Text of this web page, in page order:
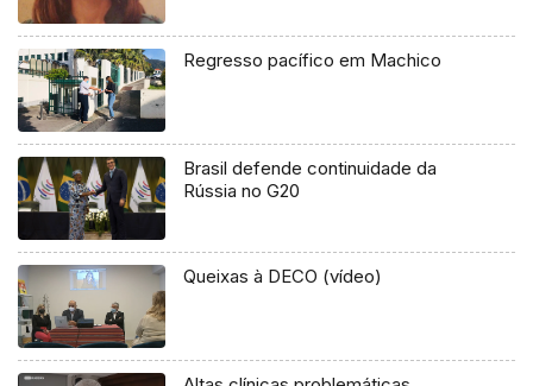
Regresso pacífico em Machico
Brasil defende continuidade da
Rússia no G20
Queixas à DECO (vídeo)